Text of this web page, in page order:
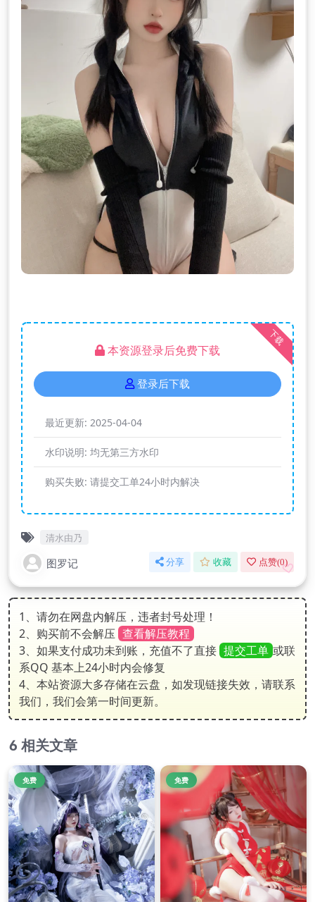
下载
本资源登录后免费下载
登录后下载
最近更新: 2025-04-04
水印说明: 均无第三方水印
购买失败: 请提交工单24小时内解决
清水由乃
图罗记 分享 收藏 点赞(0)
1、请勿在网盘内解压，违者封号处理！
2、购买前不会解压 查看解压教程
3、如果支付成功未到账，充值不了直接 提交工单 或联
系QQ 基本上24小时内会修复
4、本站资源大多存储在云盘，如发现链接失效，请联系
我们，我们会第一时间更新。
相关文章
免费 免费